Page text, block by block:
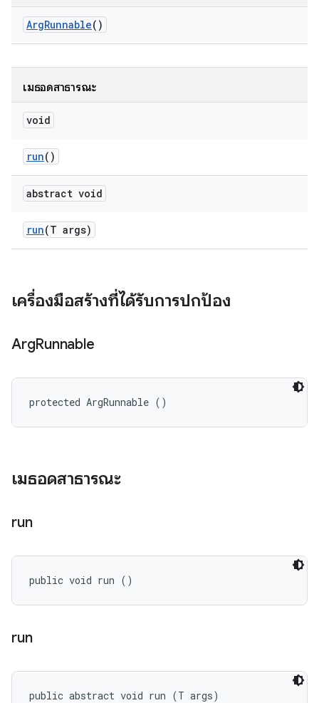
ArgRunnable()
เมธอดสาธารณะ
void
run()
abstract void
run(T args)
เครื่องมือสร้างที่ได้รับการปกป้อง
ArgRunnable
protected ArgRunnable ()
เมธอดสาธารณะ
run
public void run ()
run
public abstract void run (T args)